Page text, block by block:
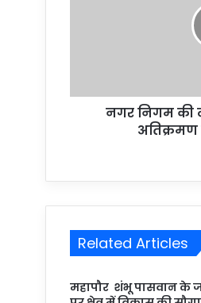
नगर निगम की
Related Articles
महापौर शंभू पासवान के